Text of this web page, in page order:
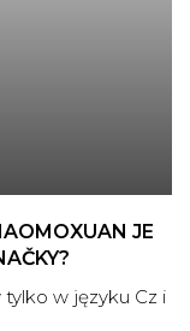
JE
w języku Cz i